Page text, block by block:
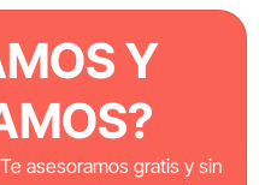
Y
asesoramos gratis y sin